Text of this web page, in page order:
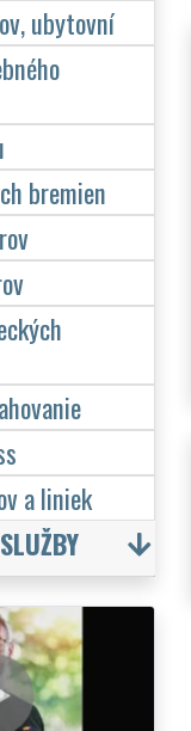
ubytovní
bremien
a liniek